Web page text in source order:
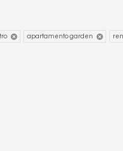
apartamento garden